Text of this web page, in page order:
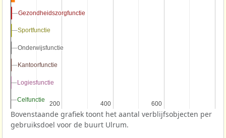
200
200 400
400 600
600
Gezondheidszorgfunctie
Gezondheidszorgfunctie
Sportfunctie
Sportfunctie
Onderwijsfunctie
Onderwijsfunctie
Kantoorfunctie
Kantoorfunctie
Logiesfunctie
Logiesfunctie
Celfunctie
Celfunctie
Bovenstaande grafiek toont het aantal verblijfsobjecten per
gebruiksdoel voor de buurt Ulrum.